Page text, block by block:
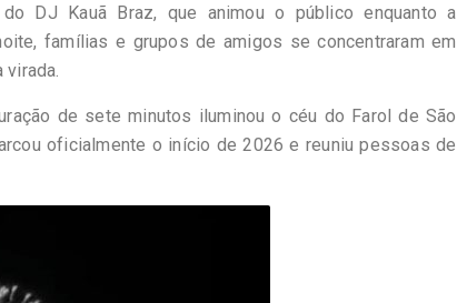
DJ Kauã Braz, que animou o público enquanto a
famílias e grupos de amigos se concentraram em
virada.
de sete minutos iluminou o céu do Farol de São
oficialmente o início de 2026 e reuniu pessoas de